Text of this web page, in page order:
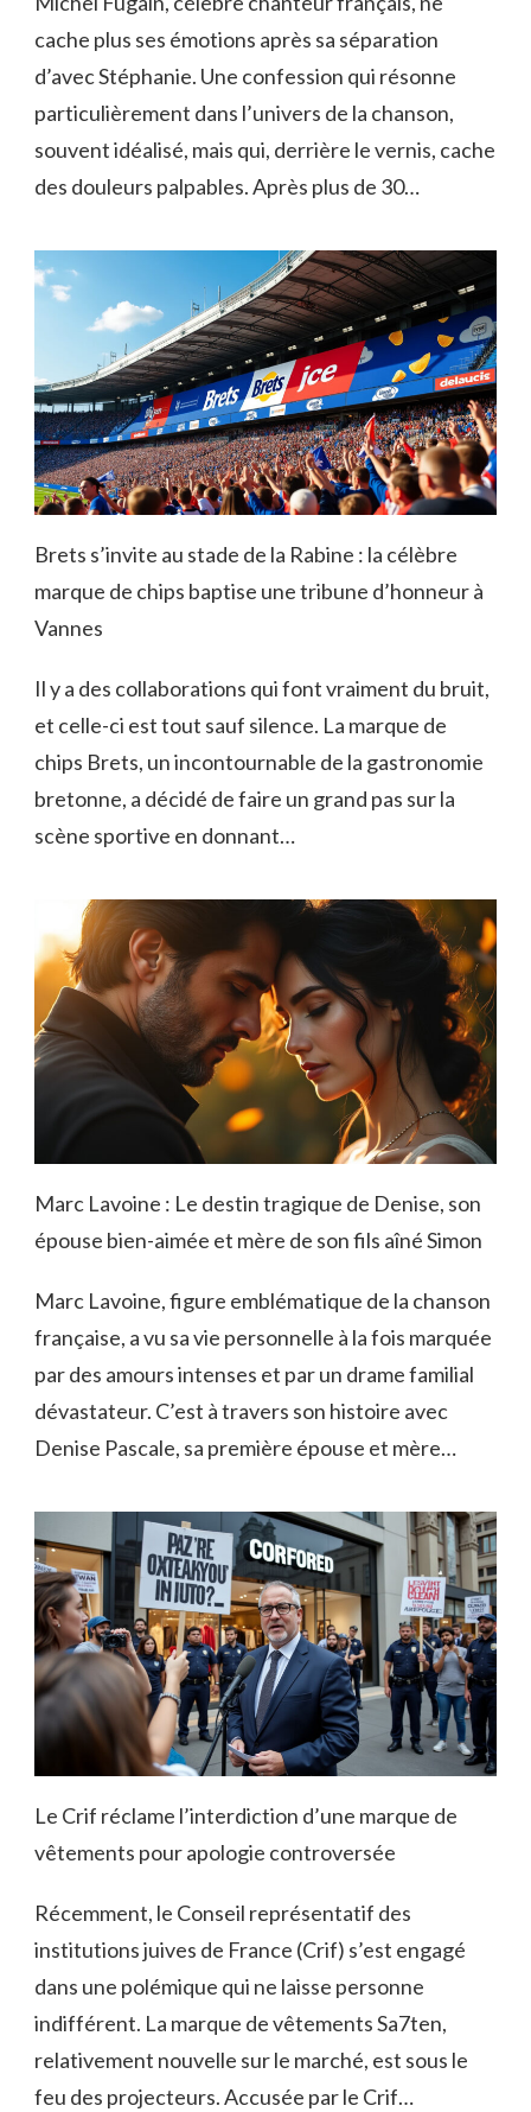
cache plus ses émotions après sa séparation
d’avec Stéphanie. Une confession qui résonne
particulièrement dans l’univers de la chanson,
souvent idéalisé, mais qui, derrière le vernis, cache
des douleurs palpables. Après plus de 30…
Brets s’invite au stade de la Rabine : la célèbre
marque de chips baptise une tribune d’honneur à
Vannes
Il y a des collaborations qui font vraiment du bruit,
et celle-ci est tout sauf silence. La marque de
chips Brets, un incontournable de la gastronomie
bretonne, a décidé de faire un grand pas sur la
scène sportive en donnant…
Marc Lavoine : Le destin tragique de Denise, son
épouse bien-aimée et mère de son fils aîné Simon
Marc Lavoine, figure emblématique de la chanson
française, a vu sa vie personnelle à la fois marquée
par des amours intenses et par un drame familial
dévastateur. C’est à travers son histoire avec
Denise Pascale, sa première épouse et mère…
Le Crif réclame l’interdiction d’une marque de
vêtements pour apologie controversée
Récemment, le Conseil représentatif des
institutions juives de France (Crif) s’est engagé
dans une polémique qui ne laisse personne
indifférent. La marque de vêtements Sa7ten,
relativement nouvelle sur le marché, est sous le
feu des projecteurs. Accusée par le Crif…